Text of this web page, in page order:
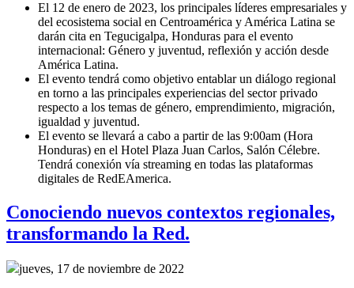
El 12 de enero de 2023, los principales líderes empresariales y
del ecosistema social en Centroamérica y América Latina se
darán cita en Tegucigalpa, Honduras para el evento
internacional: Género y juventud, reflexión y acción desde
América Latina.
El evento tendrá como objetivo entablar un diálogo regional
en torno a las principales experiencias del sector privado
respecto a los temas de género, emprendimiento, migración,
igualdad y juventud.
El evento se llevará a cabo a partir de las 9:00am (Hora
Honduras) en el Hotel Plaza Juan Carlos, Salón Célebre.
Tendrá conexión vía streaming en todas las plataformas
digitales de RedEAmerica.
Conociendo nuevos contextos regionales,
transformando la Red.
jueves, 17 de noviembre de 2022